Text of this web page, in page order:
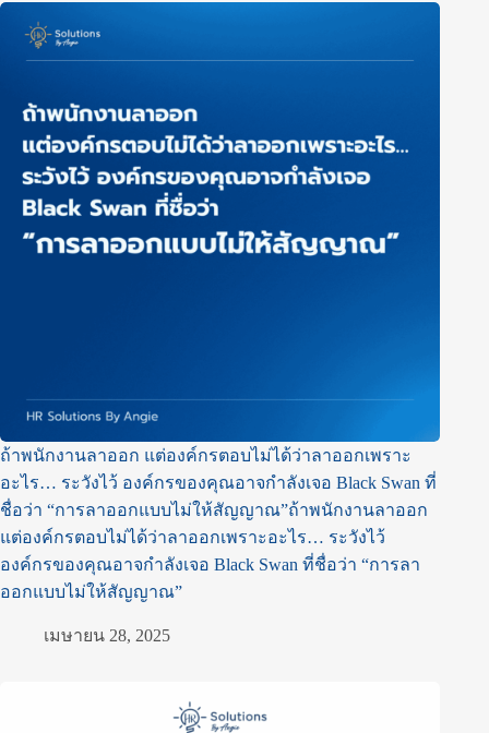
ถ้าพนักงานลาออก แต่องค์กรตอบไม่ได้ว่าลาออกเพราะ
อะไร… ระวังไว้ องค์กรของคุณอาจกำลังเจอ Black Swan ที่
ชื่อว่า “การลาออกแบบไม่ให้สัญญาณ”ถ้าพนักงานลาออก
แต่องค์กรตอบไม่ได้ว่าลาออกเพราะอะไร… ระวังไว้
องค์กรของคุณอาจกำลังเจอ Black Swan ที่ชื่อว่า “การลา
ออกแบบไม่ให้สัญญาณ”
เมษายน 28, 2025